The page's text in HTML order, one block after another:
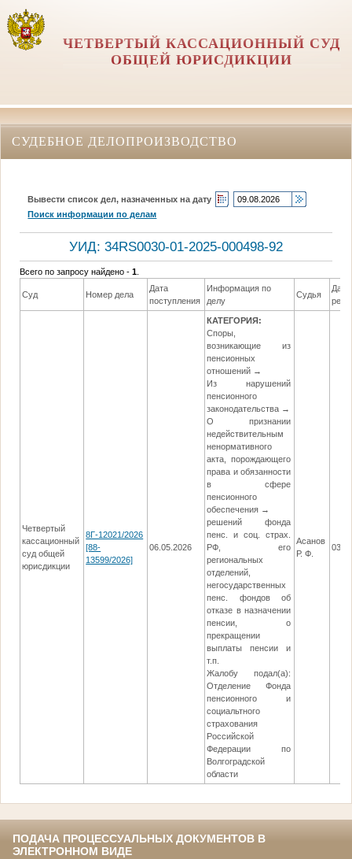
ЧЕТВЕРТЫЙ КАССАЦИОННЫЙ СУД
ОБЩЕЙ ЮРИСДИКЦИИ
СУДЕБНОЕ ДЕЛОПРОИЗВОДСТВО
Вывести список дел, назначенных на дату
Поиск информации по делам
УИД: 34RS0030-01-2025-000498-92
Всего по запросу найдено -1
Суд Номер дела
Дата
поступления
Информация по
делу
Судья
Дата
Четвертый
кассационный
суд общей
юрисдикции
8Г-12021/2026
[88-
13599/2026]
06.05.2026
КАТЕГОРИЯ:
Споры,
возникающие из
пенсионных
отношений →
Из нарушений
пенсионного
законодательства →
О признании
недействительным
ненормативного
акта, порождающего
права и обязанности
в сфере
пенсионного
обеспечения →
решений фонда
пенс. и соц. страх.
РФ, его
региональных
отделений,
негосударственных
пенс. фондов об
отказе в назначении
пенсии, о
прекращении
выплаты пенсии и
т.п.
Жалобу подал(а):
Отделение Фонда
пенсионного и
социальтного
страхования
Российской
Федерации по
Волгоградской
области
Асанов
Р. Ф.
ПОДАЧА ПРОЦЕССУАЛЬНЫХ ДОКУМЕНТОВ В
ЭЛЕКТРОННОМ ВИДЕ